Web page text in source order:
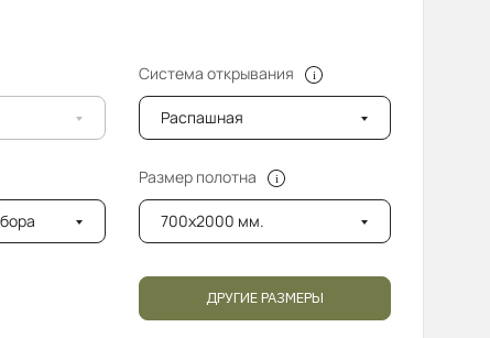
Система открывания
Распашная
Размер полотна
700x2000 мм.
ДРУГИЕ РАЗМЕРЫ